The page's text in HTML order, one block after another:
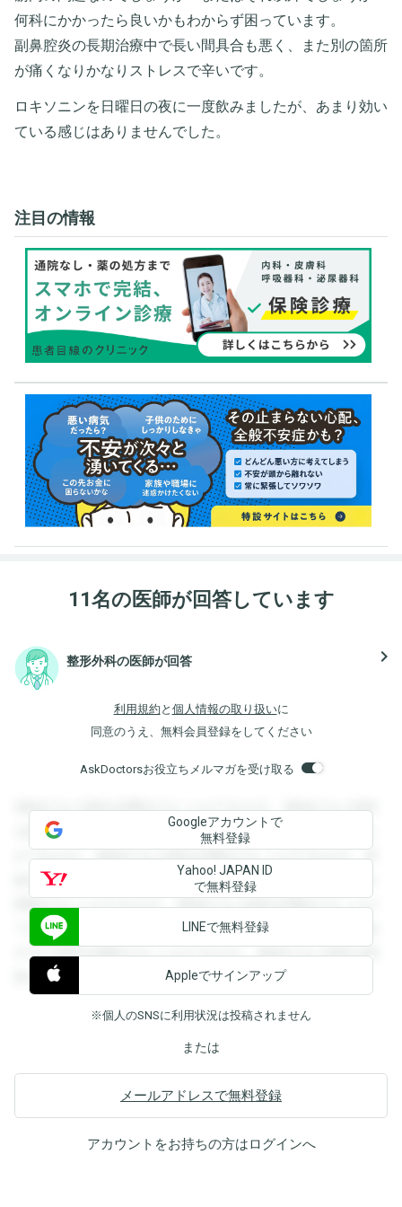
何科にかかったら良いかもわからず困っています。
副鼻腔炎の長期治療中で長い間具合も悪く、また別の箇所
が痛くなりかなりストレスで辛いです。
ロキソニンを日曜日の夜に一度飲みましたが、あまり効い
ている感じはありませんでした。
注目の情報
11名の医師が回答しています
整形外科の医師が回答 navigate_next
利用規約 と 個人情報の取り扱いに
同意のうえ、無料会員登録をしてください
AskDoctorsお役立ちメルマガを受け取る
登録すると回答を閲覧することができます。登録すると回答
を閲覧することができます。登録すると回答を閲覧すること
ができます。登録すると回答を閲覧することができます。登
録すると回答を閲覧することができます。登録すると回答を
閲覧することができます。登録すると回答を閲覧することが
できます。登録すると回答を閲覧することができます。登録
すると回答を閲覧することができます。登録すると回答を閲
覧することができます。
Googleアカウントで
無料登録
Yahoo! JAPAN ID
で無料登録
LINEで無料登録
Appleでサインアップ
※個人のSNSに利用状況は投稿されません
または
メールアドレスで無料登録
アカウントをお持ちの方はログインへ